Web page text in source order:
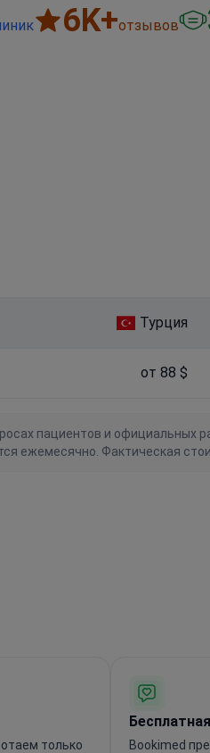
6K+отзывов
Турция
от 88 $
пациентов и официальных
ежемесячно. Фактическая
только
Bookimed